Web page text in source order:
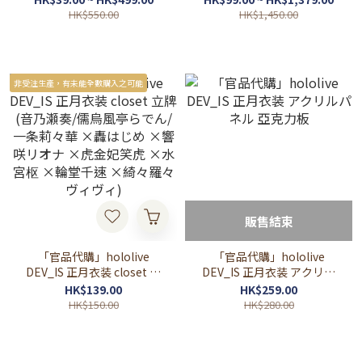
HK$550.00 HK$1,450.00
非受注生產，有未能全數購入之可能
「官品代購」hololive
DEV_IS 正月衣装 closet 立
牌 (音乃瀬奏/儒烏風亭らで
ん/一条莉々華 ×轟はじめ
HK$139.00
HK$150.00
販售結束
「官品代購」hololive
DEV_IS 正月衣装 アクリル
パネル 亞克力板
HK$259.00
HK$280.00